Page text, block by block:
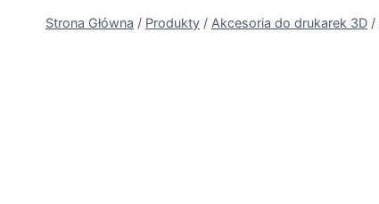
Strona Główna / Produkty / Akcesoria do drukarek 3D /